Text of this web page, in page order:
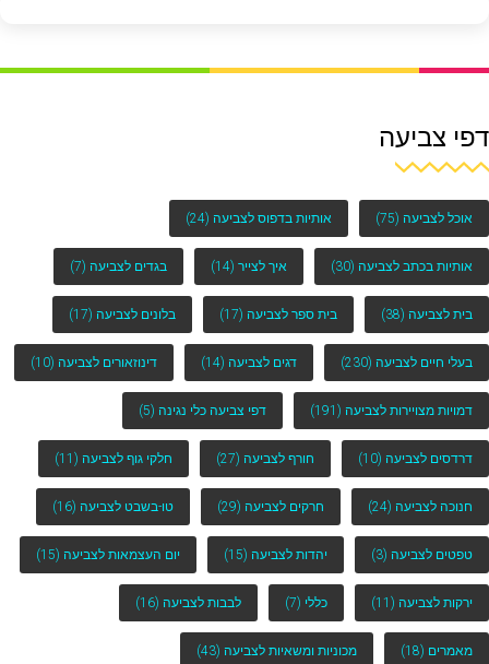
דפי צביעה
אוכל לצביעה (75) אותיות בדפוס לצביעה (24)
אותיות בכתב לצביעה (30) איך לצייר (14) בגדים לצביעה (7)
בית לצביעה (38) בית ספר לצביעה (17) בלונים לצביעה (17)
בעלי חיים לצביעה (230) דגים לצביעה (14) דינוזאורים לצביעה (10)
דמויות מצויירות לצביעה (191) דפי צביעה כלי נגינה (5)
דרדסים לצביעה (10) חורף לצביעה (27) חלקי גוף לצביעה (11)
חנוכה לצביעה (24) חרקים לצביעה (29) טו-בשבט לצביעה (16)
טפטים לצביעה (3) יהדות לצביעה (15) יום העצמאות לצביעה (15)
ירקות לצביעה (11) כללי (7) לבבות לצביעה (16)
מאמרים (18) מכוניות ומשאיות לצביעה (43)